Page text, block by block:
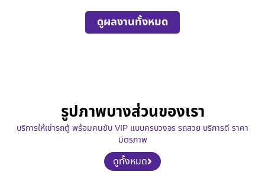
ดูผลงานทั้งหมด
รูปภาพบางส่วนของเรา
บริการให้เช่ารถตู้ พร้อมคนขับ VIP แบบครบวงจร รถสวย บริการดี ราคา
มิตรภาพ
ดูทั้งหมด